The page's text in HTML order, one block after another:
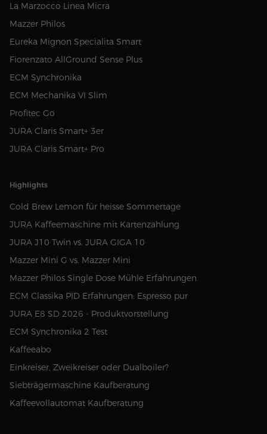
La Marzocco Linea Micra
Mazzer Philos
Eureka Mignon Specialita Smart
Fiorenzato AllGround Sense Plus
ECM Synchronika
ECM Mechanika VI Slim
Profitec Go
JURA Claris Smart+ 3er
JURA Claris Smart+ Pro
Highlights
Cold Brew Lemon für heisse Sommertage
JURA Kaffeemaschine mit Kartenzahlung
JURA J10 Twin vs. JURA GIGA 10
Mazzer Mini G vs. Mazzer Mini
Mazzer Philos Single Dose Mühle Erfahrungen
ECM Classika PID Erfahrungen: Espresso pur
JURA E8 SD 2026 - Produktvorstellung
ECM Synchronika 2 Test
Kaffeeabo
Einkreiser, Zweikreiser oder Dualboiler?
Siebträgermaschine Kaufberatung
Kaffeevollautomat Kaufberatung